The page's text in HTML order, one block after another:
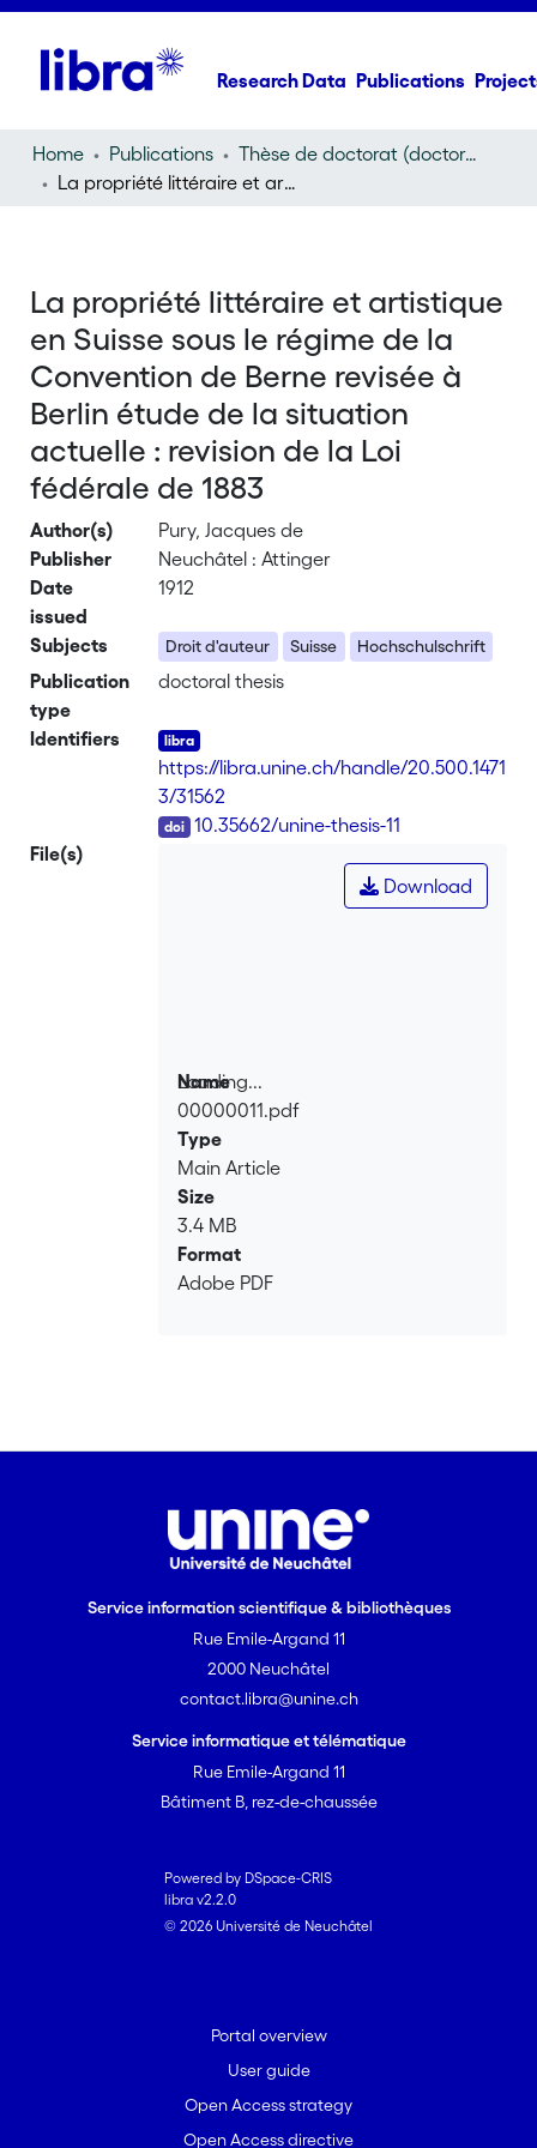
Research Data Publications
Home Publications
Thèse de doctorat (doctoral thesis)
La propriété littéraire et artistique en Suisse sous le régime de la Convention de Berne revisée à Berlin étude de la situation actuelle : revision de la Loi fédérale de 1883
La propriété littéraire et artistique
en Suisse sous le régime de la
Convention de Berne revisée à
Berlin étude de la situation
actuelle : revision de la Loi
fédérale de 1883
Author(s)
Pury, Jacques de
Publisher
Neuchâtel : Attinger
Date
issued
1912
Subjects Droit d'auteur Suisse Hochschulschrift
Publication
type
doctoral thesis
Identifiers
https://libra.unine.ch/handle/20.500.1471
3/31562
10.35662/unine-thesis-11
File(s)
Loading...
Loading...
Download
Name
00000011.pdf
Type
Main Article
Size
3.4 MB
Format
Adobe PDF
Service information scientifique & bibliothèques
Rue Emile-Argand 11
2000 Neuchâtel
contact.libra@unine.ch
Service informatique et télématique
Rue Emile-Argand 11
Bâtiment B, rez-de-chaussée
Powered by DSpace-CRIS
libra v2.2.0
© 2026 Université de Neuchâtel
Portal overview
User guide
Open Access strategy
Open Access directive